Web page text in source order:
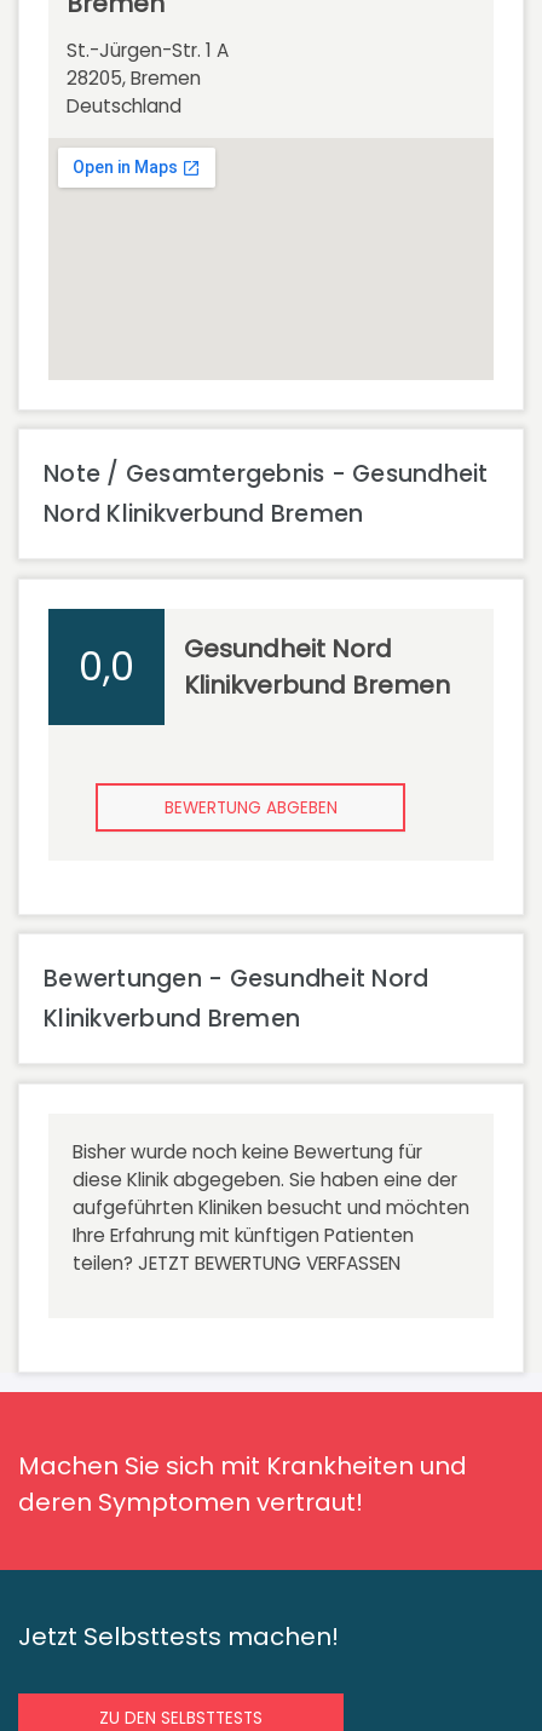
St.-Jürgen-Str. 1 A
28205, Bremen
Deutschland
Note / Gesamtergebnis - Gesundheit
Nord Klinikverbund Bremen
0,0
Gesundheit Nord
Klinikverbund Bremen
BEWERTUNG ABGEBEN
Bewertungen - Gesundheit Nord
Klinikverbund Bremen
Bisher wurde noch keine Bewertung für
diese Klinik abgegeben. Sie haben eine der
aufgeführten Kliniken besucht und möchten
Ihre Erfahrung mit künftigen Patienten
teilen? JETZT BEWERTUNG VERFASSEN
Machen Sie sich mit Krankheiten und
deren Symptomen vertraut!
Jetzt Selbsttests machen!
ZU DEN SELBSTTESTS